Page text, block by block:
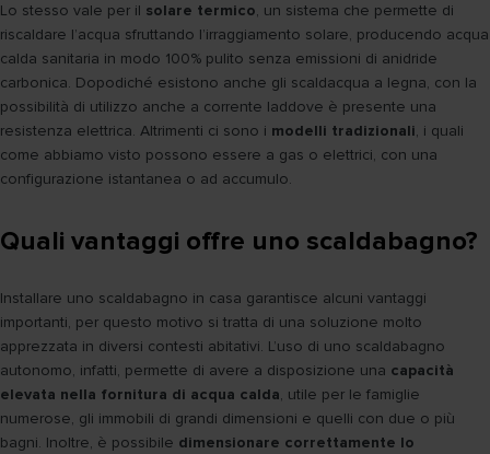
Lo stesso vale per il solare termico, un sistema che permette di
riscaldare l’acqua sfruttando l’irraggiamento solare, producendo acqua
calda sanitaria in modo 100% pulito senza emissioni di anidride
carbonica. Dopodiché esistono anche gli scaldacqua a legna, con la
possibilità di utilizzo anche a corrente laddove è presente una
resistenza elettrica. Altrimenti ci sono i modelli tradizionali, i quali
come abbiamo visto possono essere a gas o elettrici, con una
configurazione istantanea o ad accumulo.
Quali vantaggi offre uno scaldabagno?
Installare uno scaldabagno in casa garantisce alcuni vantaggi
importanti, per questo motivo si tratta di una soluzione molto
apprezzata in diversi contesti abitativi. L’uso di uno scaldabagno
autonomo, infatti, permette di avere a disposizione una capacità
elevata nella fornitura di acqua calda, utile per le famiglie
numerose, gli immobili di grandi dimensioni e quelli con due o più
bagni. Inoltre, è possibile dimensionare correttamente lo